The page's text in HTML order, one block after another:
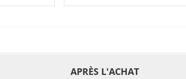
APRÈS L'ACHAT